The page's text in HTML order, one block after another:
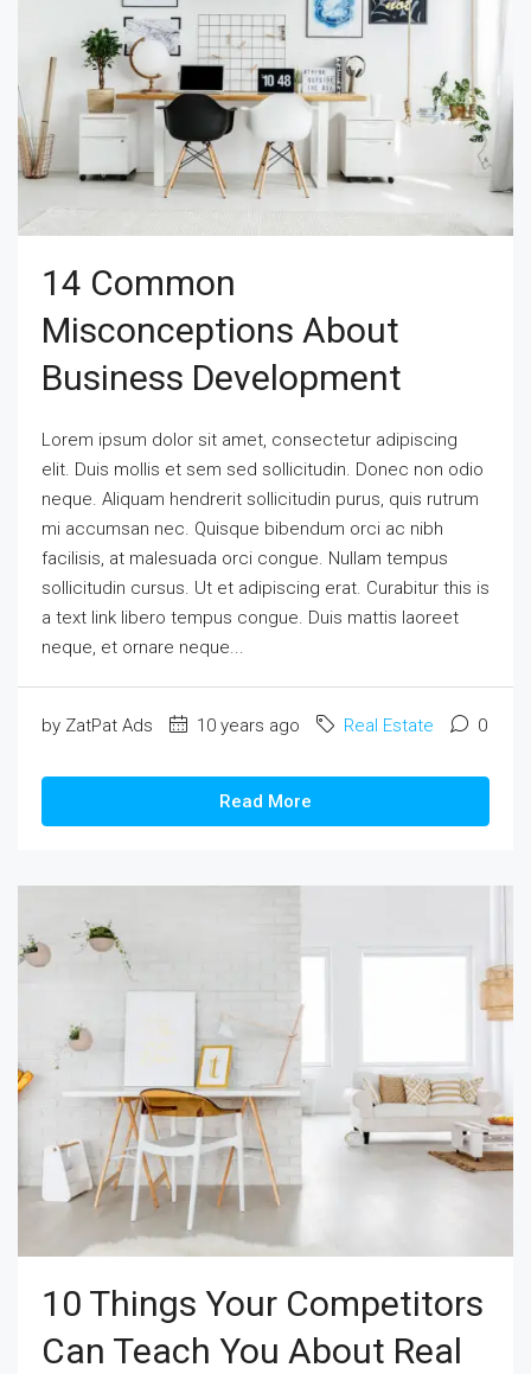
14 Common
Misconceptions About
Business Development
Lorem ipsum dolor sit amet, consectetur adipiscing
elit. Duis mollis et sem sed sollicitudin. Donec non odio
neque. Aliquam hendrerit sollicitudin purus, quis rutrum
mi accumsan nec. Quisque bibendum orci ac nibh
facilisis, at malesuada orci congue. Nullam tempus
sollicitudin cursus. Ut et adipiscing erat. Curabitur this is
a text link libero tempus congue. Duis mattis laoreet
neque, et ornare neque...
by ZatPat Ads 10 years ago Real Estate 0
Read More
10 Things Your Competitors
Can Teach You About Real